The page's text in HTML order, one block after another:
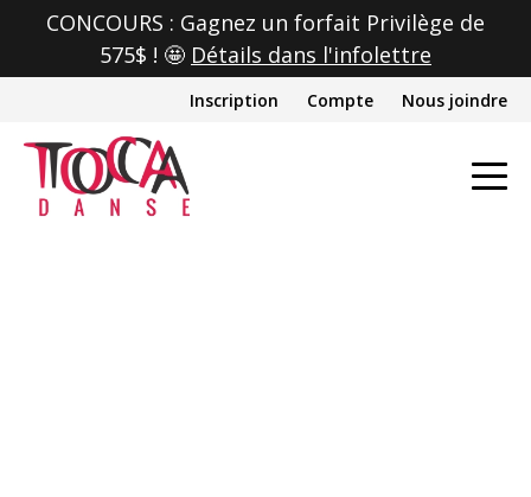
CONCOURS : Gagnez un forfait Privilège de
575$ ! 🤩 Détails dans l'infolettre
Inscription Compte Nous joindre